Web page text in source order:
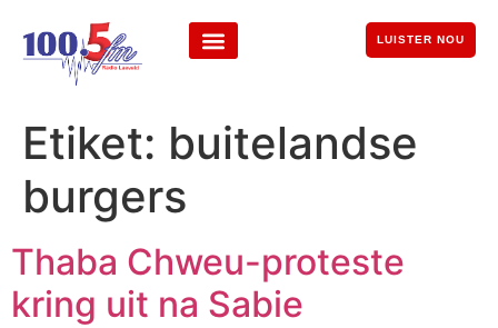
LUISTER NOU
Etiket: buitelandse
burgers
Thaba Chweu-proteste
kring uit na Sabie